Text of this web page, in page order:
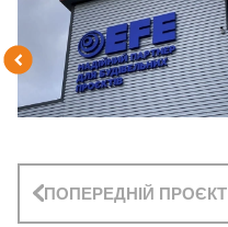
ПОПЕРЕДНІЙ ПРОЄКТ